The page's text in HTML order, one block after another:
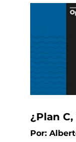
¿Plan C,
Por: